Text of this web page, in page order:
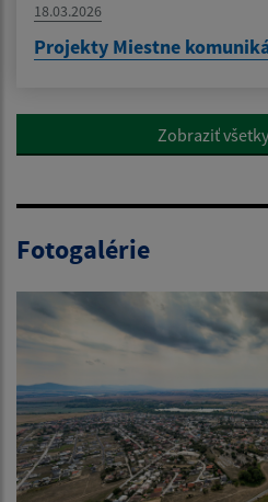
18.03.2026
Projekty Miestne
Zobraziť
Fotogalérie